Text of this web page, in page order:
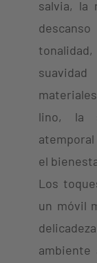
salvia, la
lino, la
el
Los
un móvil
ambiente